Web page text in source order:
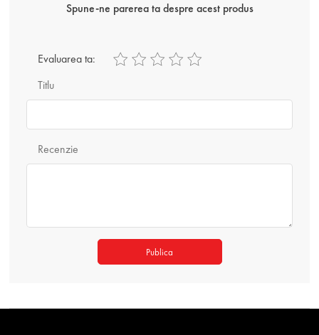
Spune-ne parerea ta despre acest produs
Titlu
Evaluarea ta:
Recenzie
Publica